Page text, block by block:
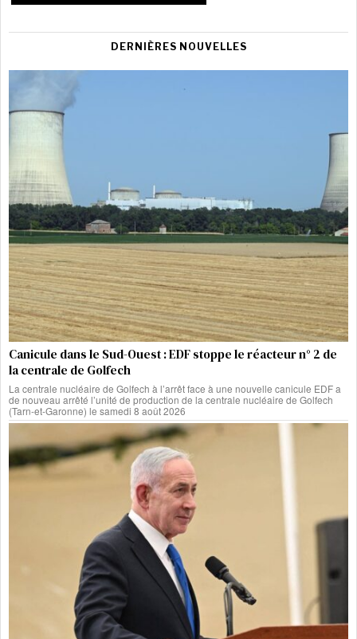
DERNIÈRES NOUVELLES
Canicule dans le Sud-Ouest : EDF stoppe le réacteur n° 2 de
la centrale de Golfech
La centrale nucléaire de Golfech à l’arrêt face à une nouvelle canicule EDF a
de nouveau arrêté l’unité de production de la centrale nucléaire de Golfech
(Tarn-et-Garonne) le samedi 8 août 2026